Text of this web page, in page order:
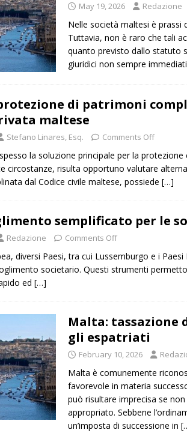
May 19, 2026 Redazione
Nelle società maltesi è prassi
Tuttavia, non è raro che tali
quanto previsto dallo statuto
giuridici non sempre
di patrimoni
maltese
Stefano Linares, Esq. Comments Off
la soluzione principale per la
circostanze, risulta opportuno valutare
dal Codice civile maltese, possiede […]
semplificato per le
Redazione Comments Off
diversi Paesi, tra cui Lussemburgo e i
societario. Questi strumenti
ed […]
Malta: tassazione
gli espatriati
February 10, 2026
Malta è comunemente
favorevole in materia
può risultare imprecisa se
appropriato. Sebbene
un’imposta di successione in